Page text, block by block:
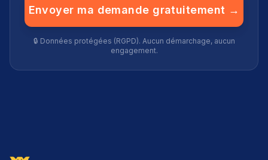
Envoyer ma demande gratuitement →
🔒 Données protégées (RGPD). Aucun démarchage, aucun
engagement.